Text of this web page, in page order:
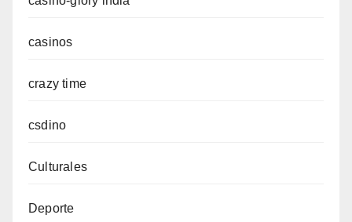
casinos
crazy time
csdino
Culturales
Deporte